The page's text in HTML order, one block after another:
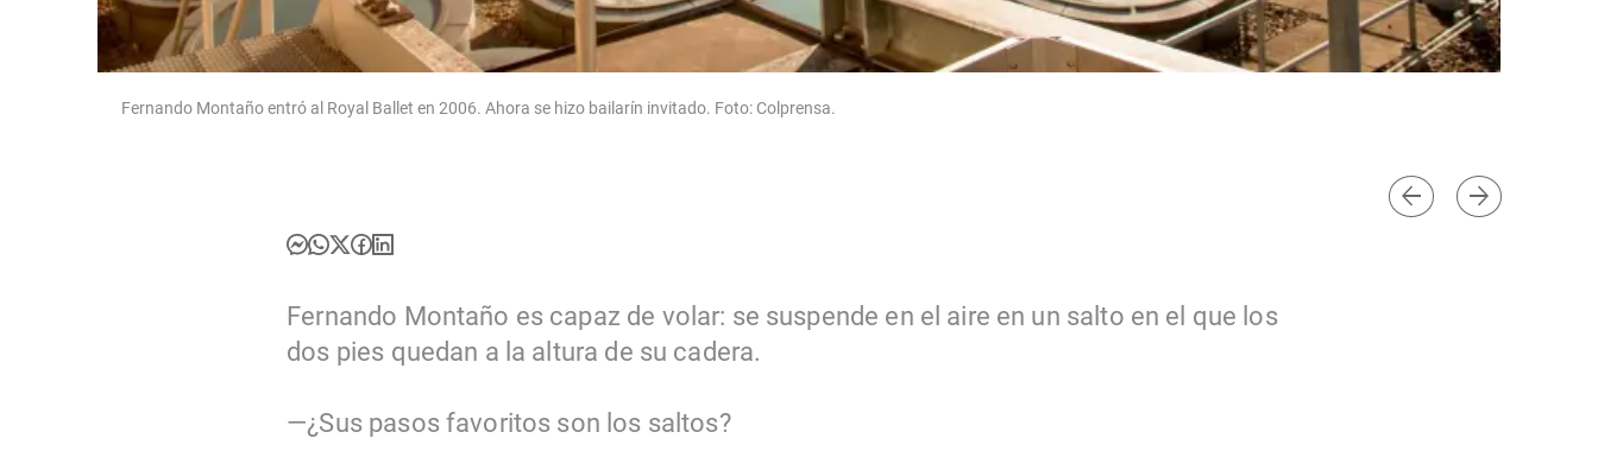
arrow_back
Fernando Montaño entró al Royal Ballet en 2006. Ahora se hizo bailarín invitado. Foto: Colprensa.
arrow_forward
Fernando Montaño es capaz de volar: se suspende en el aire en un salto en el que los
dos pies quedan a la altura de su cadera.
—¿Sus pasos favoritos son los saltos?